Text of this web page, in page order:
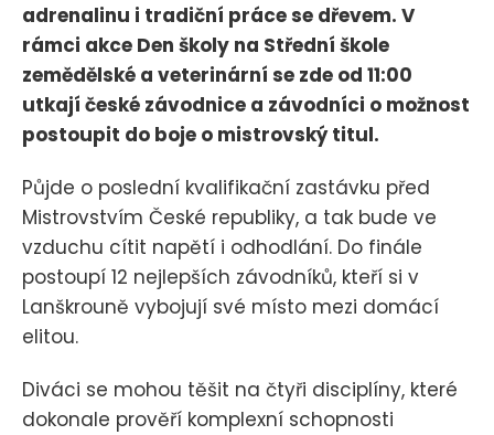
adrenalinu i tradiční práce se dřevem. V
rámci akce Den školy na Střední škole
zemědělské a veterinární se zde od 11:00
utkají české závodnice a závodníci o možnost
postoupit do boje o mistrovský titul.
Půjde o poslední kvalifikační zastávku před
Mistrovstvím České republiky, a tak bude ve
vzduchu cítit napětí i odhodlání. Do finále
postoupí 12 nejlepších závodníků, kteří si v
Lanškrouně vybojují své místo mezi domácí
elitou.
Diváci se mohou těšit na čtyři disciplíny, které
dokonale prověří komplexní schopnosti